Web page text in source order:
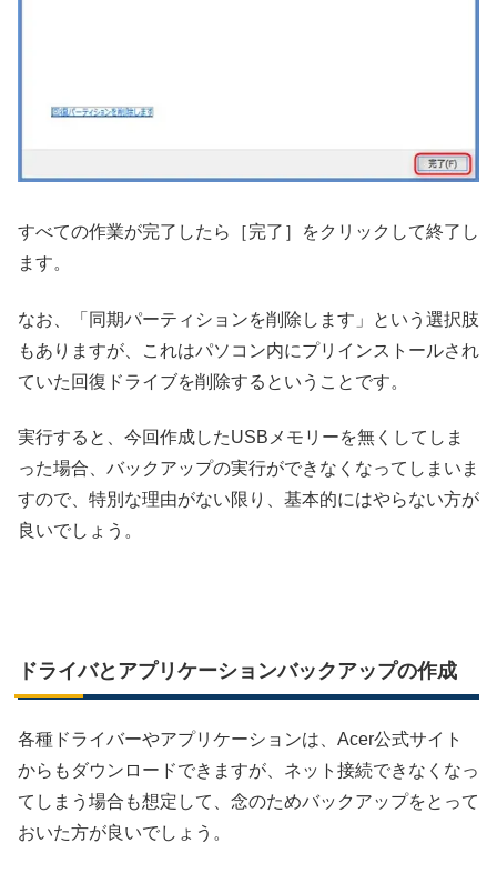
すべての作業が完了したら［完了］をクリックして終了し
ます。
なお、「同期パーティションを削除します」という選択肢
もありますが、これはパソコン内にプリインストールされ
ていた回復ドライブを削除するということです。
実行すると、今回作成したUSBメモリーを無くしてしま
った場合、バックアップの実行ができなくなってしまいま
すので、特別な理由がない限り、基本的にはやらない方が
良いでしょう。
ドライバとアプリケーションバックアップの作成
各種ドライバーやアプリケーションは、Acer公式サイト
からもダウンロードできますが、ネット接続できなくなっ
てしまう場合も想定して、念のためバックアップをとって
おいた方が良いでしょう。